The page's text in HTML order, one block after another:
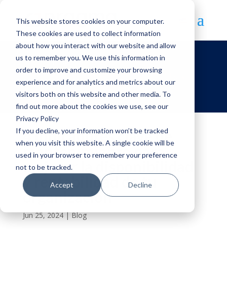
This website stores cookies on your computer.
These cookies are used to collect information
about how you interact with our website and allow
us to remember you. We use this information in
order to improve and customize your browsing
experience and for analytics and metrics about our
visitors both on this website and other media. To
find out more about the cookies we use, see our
Privacy Policy
If you decline, your information won’t be tracked
when you visit this website. A single cookie will be
used in your browser to remember your preference
not to be tracked.
Accept Decline
Home >Blog >4 indicadores clave de
mantenimiento para mejorar la disponibilidad y
rentabilidad de tu organización
4 indicadores clave de
mantenimiento para
mejorar la disponibilidad
y rentabilidad de tu
organización
Jun 25, 2024|Blog